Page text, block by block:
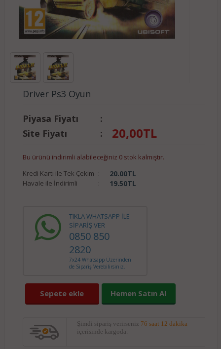
Driver Ps3 Oyun
Piyasa Fiyatı
:
Site Fiyatı
: 20,00TL
Bu ürünü indirimli alabileceğiniz 0 stok kalmıştır.
Kredi Kartı ile Tek Çekim : 20.00TL
Havale ile İndirimli : 19.50TL
TIKLA WHATSAPP İLE
SİPARİŞ VER
0850 850
2820
7x24 Whatsapp Üzerinden
de Sipariş Verebilirsiniz.
Sepete ekle Hemen Satın Al
Şimdi sipariş verirseniz 76 saat 12 dakika
içerisinde kargoda.